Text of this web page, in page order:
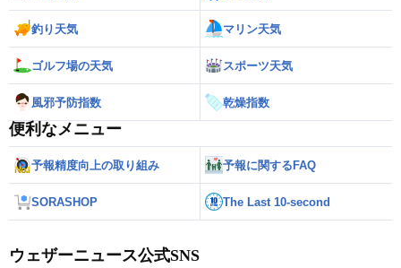
釣り天気 マリン天気
ゴルフ場の天気 スポーツ天気
風邪予防指数 乾燥指数
便利なメニュー
予報精度向上の取り組み 予報に関するFAQ
SORASHOP The Last 10-second
ウェザーニュース公式SNS